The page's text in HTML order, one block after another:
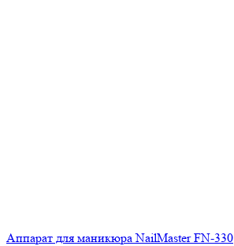
Аппарат для маникюра NailMaster FN-330